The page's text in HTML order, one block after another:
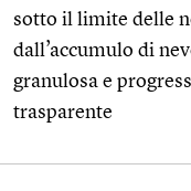
sotto il limite delle
dall’accumulo di
granulosa e
trasparente